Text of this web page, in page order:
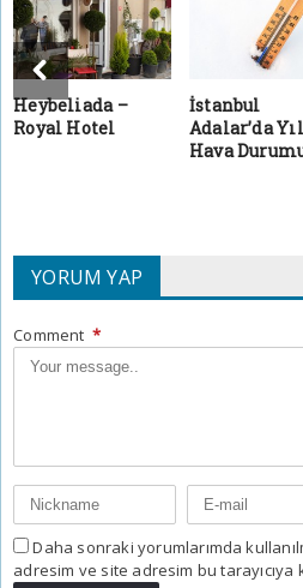
Heybeliada –
Royal Hotel
İstanbul
Adalar’da
Hava
YORUM YAP
Comment *
Daha sonraki yorumlarımda
adresim ve site adresim bu tarayıcıya